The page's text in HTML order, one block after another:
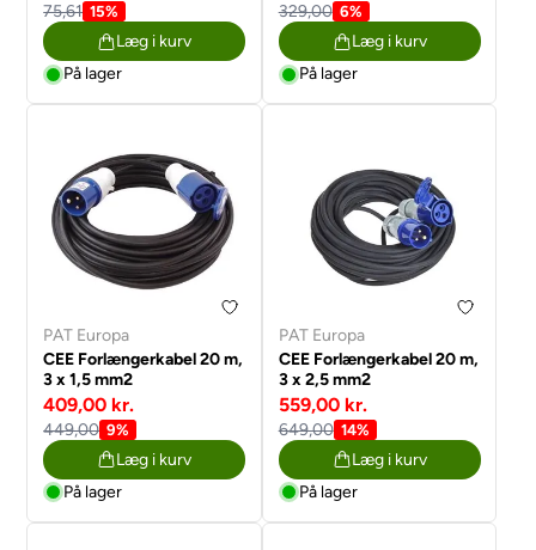
75,61 15%
Læg i kurv
På lager
329,00 6%
Læg i kurv
På lager
PAT Europa
CEE Forlængerkabel 20 m,
3 x 1,5 mm2
409,00 kr.
449,00 9%
Læg i kurv
På lager
PAT Europa
CEE Forlængerkabel 20 m,
3 x 2,5 mm2
559,00 kr.
649,00 14%
Læg i kurv
På lager